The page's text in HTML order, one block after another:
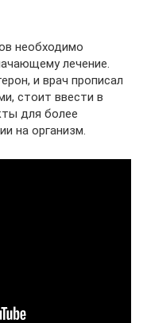
необходимо
лечение.
и врач прописал
стоит ввести в
для более
на организм.